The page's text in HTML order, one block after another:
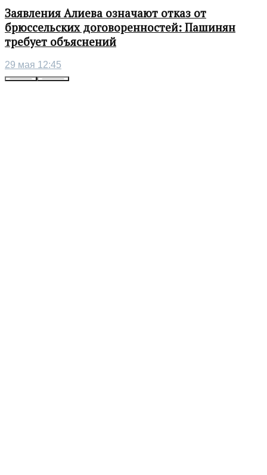
Заявления Алиева означают отказ от
брюссельских договоренностей: Пашинян
требует объяснений
29 мая 12:45